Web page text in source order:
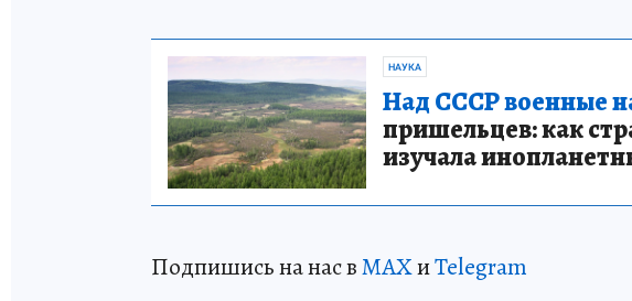
НАУКА
Над СССР военные
пришельцев: как
изучала
Подпишись на нас вMAXиTelegram